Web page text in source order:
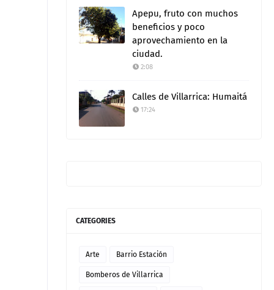
Apepu, fruto con muchos
beneficios y poco
aprovechamiento en la
ciudad.
2:08
Calles de Villarrica: Humaitá
17:24
CATEGORIES
Arte Barrio Estación
Bomberos de Villarrica